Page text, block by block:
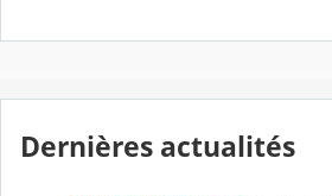
Dernières actualités